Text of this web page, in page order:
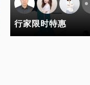
行家限时特惠